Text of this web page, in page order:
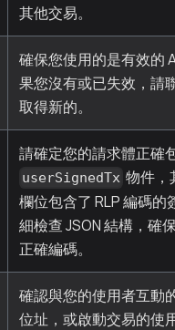
其他交易。
確保您使用的是有效的
果您沒有或已失效，請
取得新的。
請確定您的請求體正確
userSignedTx 物件，
欄位包含了 RLP 編碼的
細檢查 JSON 結構，確
正確編碼。
確認與您的使用者互動
位址，或啟動交易的使